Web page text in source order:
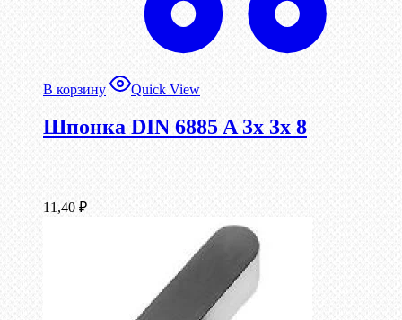
В корзину Quick View
Шпонка DIN 6885 A 3x 3x 8
11,40 ₽